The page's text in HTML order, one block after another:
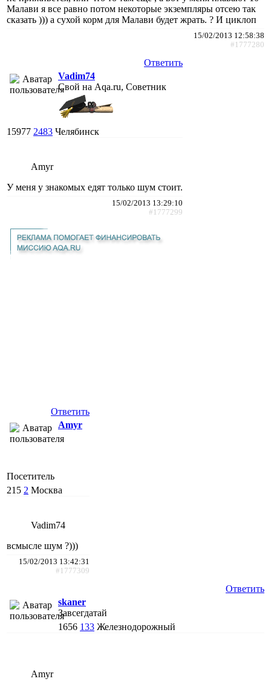
Малави я все равно потом некоторые экземпляры отсею так
сказать ))) а сухой корм для Малави будет жрать. ? И циклоп
15/02/2013 12:58:38
#1777280
Ответить
Vadim74
Свой на Aqa.ru, Советник
15977 2483 Челябинск
Amyr
У меня у знакомых едят только шум стоит.
15/02/2013 13:29:10
#1777299
Ответить
Amyr
Посетитель
215 2 Москва
Vadim74
всмысле шум ?)))
15/02/2013 13:42:31
#1777309
Ответить
skaner
Завсегдатай
1656 133 Железнодорожный
Amyr